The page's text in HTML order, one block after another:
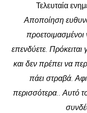
Τελευταία
Αποποίηση
επενδύετε.
και δεν πρέπει να
πάει στραβά.
περισσότερα.. Αυτό